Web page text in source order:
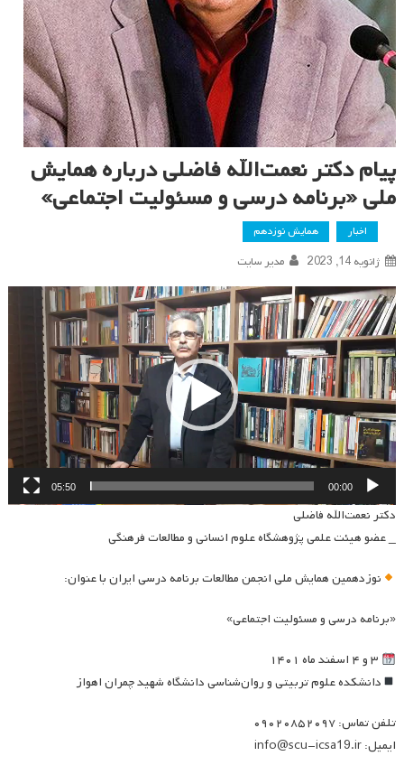
پیام دکتر نعمت‌الله فاضلی درباره همایش
ملی «برنامه درسی و مسئولیت اجتماعی»
اخبار همایش نوزدهم
ژانویه 14, 2023 مدیر سایت
نمایشگر
ویدیو
00:00
05:50
دکتر نعمت‌الله فاضلی
_ عضو هیئت علمی پژوهشگاه علوم انسانی و مطالعات فرهنگی
نوزدهمین همایش ملی انجمن مطالعات برنامه درسی ایران با عنوان:
«برنامه درسی و مسئولیت اجتماعی»
دانشکده علوم تربیتی و روان‌شناسی دانشگاه شهید چمران اهواز
تلفن تماس: ۰۹۰۲۰۸۵۲۰۹۷
ایمیل: info@scu-icsa19.ir